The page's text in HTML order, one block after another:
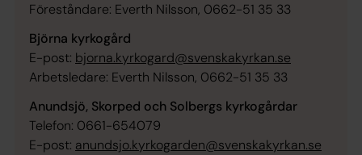
Föreståndare: Everth Nilsson, 0662-51 35 33
Björna kyrkogård
E-post: bjorna.kyrkogard@svenskakyrkan.se
Arbetsledare: Everth Nilsson, 0662-51 35 33
Anundsjö, Skorped och Solbergs kyrkogårdar
Telefon: 0661-654079
E-post: anundsjo.kyrkogarden@svenskakyrkan.se